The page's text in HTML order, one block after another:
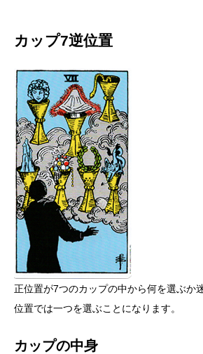
カップ7逆位置
正位置が7つのカップの中から何を選ぶか
位置では一つを選ぶことになります。
カップの中身